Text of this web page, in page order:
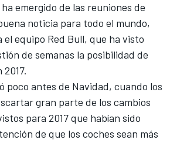
emergido de las reuniones de
noticia para todo el mundo,
equipo Red Bull, que ha visto
de semanas la posibilidad de
poco antes de Navidad, cuando los
gran parte de los cambios
para 2017 que habían sido
de que los coches sean más